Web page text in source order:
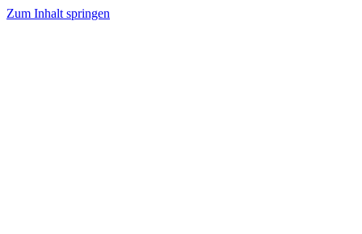
Zum Inhalt springen